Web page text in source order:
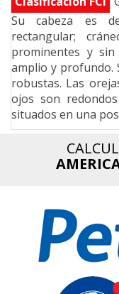
Su cabeza es
rectangular;
prominentes y
amplio y profundo.
robustas. Las
ojos son
situados en una